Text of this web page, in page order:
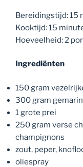
Bereidingstijd: 15
Kooktijd: 15
Hoeveelheid: 2
Ingrediënten
150 gram
300 gram
1 grote prei
250 gram verse
champignons
zout, peper,
oliespray